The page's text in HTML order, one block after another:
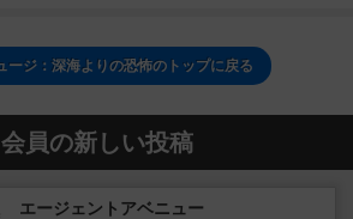
ージ：深海よりの恐怖のトップに戻る
会員の新しい投稿
エージェントアベニュー